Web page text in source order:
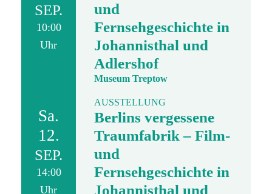
SEP.
10:00
Uhr
und
Fernsehgeschichte in
Johannisthal und
Adlershof
Museum Treptow
Sa.
12.
SEP.
14:00
Uhr
AUSSTELLUNG
Berlins vergessene
Traumfabrik – Film-
und
Fernsehgeschichte in
Johannisthal und